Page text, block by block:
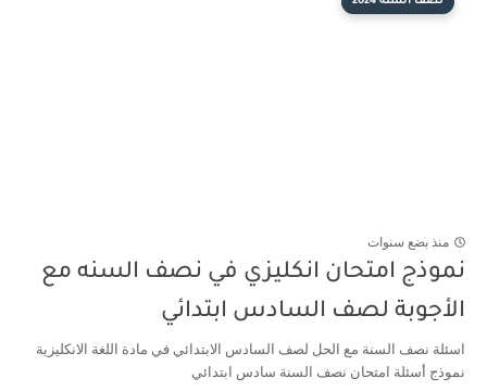
منذ بضع سنوات
نموذج امتحان انكليزي في نصف السنه مع
الأجوبة لصف السادس ابتدائي
اسئلة نصف السنة مع الحل لصف السادس الابتدائي في مادة اللغة الانكليزية
نموذج أسئلة امتحان نصف السنة سادس ابتدائي